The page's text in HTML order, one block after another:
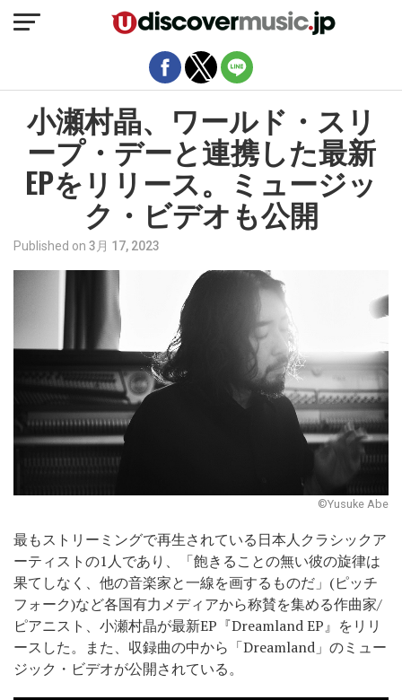
小瀬村晶、ワールド・スリ
ープ・デーと連携した最新
EPをリリース。ミュージッ
ク・ビデオも公開
Published on 3月 17, 2023
©Yusuke Abe
最もストリーミングで再生されている日本人クラシックア
ーティストの1人であり、「飽きることの無い彼の旋律は
果てしなく、他の音楽家と一線を画するものだ」(ピッチ
フォーク)など各国有力メディアから称賛を集める作曲家/
ピアニスト、小瀬村晶が最新EP『Dreamland EP』をリリ
ースした。また、収録曲の中から「Dreamland」のミュー
ジック・ビデオが公開されている。
モバイルバージョンを終了